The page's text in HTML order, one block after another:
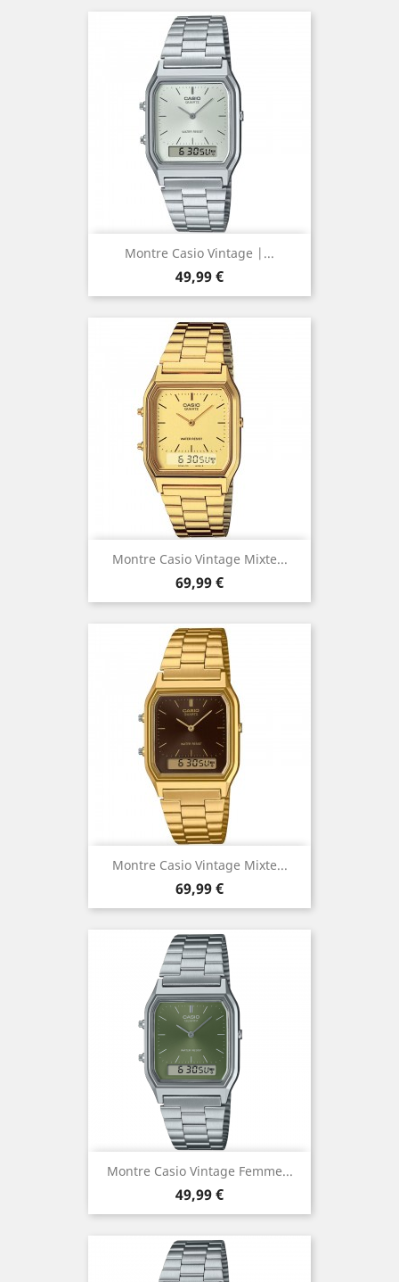
Montre Casio Vintage |...
Prix
49,99 €
Montre Casio Vintage Mixte...
Prix
69,99 €
Montre Casio Vintage Mixte...
Prix
69,99 €
Montre Casio Vintage Femme...
Prix
49,99 €